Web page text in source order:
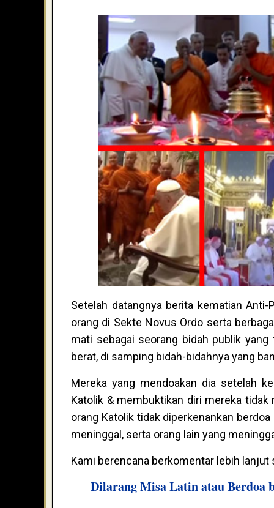
Setelah datangnya berita kematian
orang di Sekte Novus Ordo serta
mati sebagai seorang bidah publik
berat, di samping bidah-bidahnya yang
Mereka yang mendoakan dia setelah
Katolik & membuktikan diri mereka
orang Katolik tidak diperkenankan
meninggal, serta orang lain yang
Kami berencana berkomentar lebih
Dilarang Misa Latin atau Berdoa